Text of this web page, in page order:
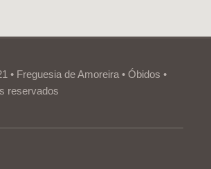
• Freguesia de Amoreira • Óbidos •
reservados